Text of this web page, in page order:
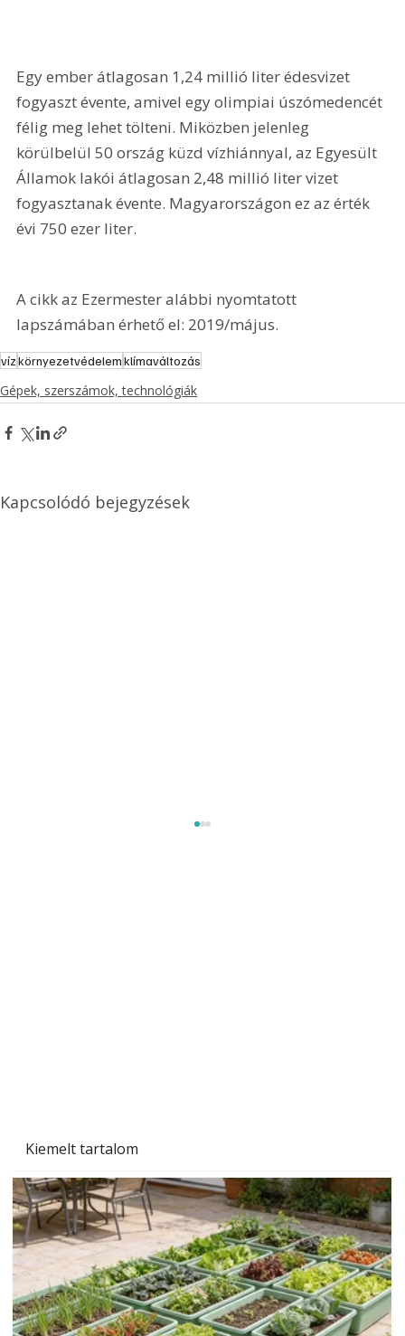
Kiemelt tartalom
Egy ember átlagosan 1,24 millió liter édesvizet
fogyaszt évente, amivel egy olimpiai úszómedencét
félig meg lehet tölteni. Miközben jelenleg
körülbelül 50 ország küzd vízhiánnyal, az Egyesült
Államok lakói átlagosan 2,48 millió liter vizet
fogyasztanak évente. Magyarországon ez az érték
évi 750 ezer liter.
A cikk az Ezermester alábbi nyomtatott
lapszámában érhető el: 2019/május.
vízkörnyezetvédelemklímaváltozás
Gépek, szerszámok, technológiák
Kapcsolódó bejegyzések